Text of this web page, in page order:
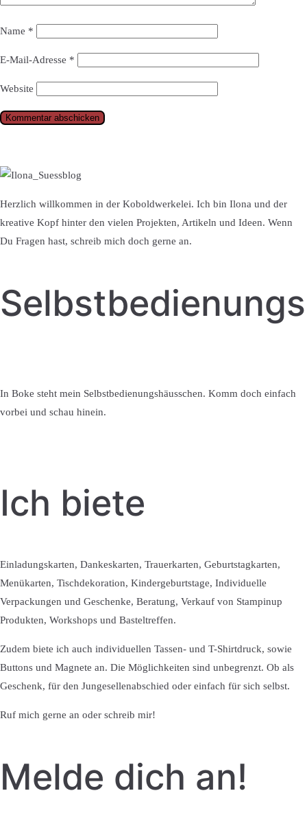
Name *
E-Mail-Adresse *
Website
Herzlich willkommen in der Koboldwerkelei. Ich bin Ilona und der
kreative Kopf hinter den vielen Projekten, Artikeln und Ideen. Wenn
Du Fragen hast, schreib mich doch gerne an.
In Boke steht mein Selbstbedienungshäusschen. Komm doch einfach
vorbei und schau hinein.
Ich biete
Einladungskarten, Dankeskarten, Trauerkarten, Geburtstagkarten,
Menükarten, Tischdekoration, Kindergeburtstage, Individuelle
Verpackungen und Geschenke, Beratung, Verkauf von Stampinup
Produkten, Workshops und Basteltreffen.
Zudem biete ich auch individuellen Tassen- und T-Shirtdruck, sowie
Buttons und Magnete an. Die Möglichkeiten sind unbegrenzt. Ob als
Geschenk, für den Jungesellenabschied oder einfach für sich selbst.
Ruf mich gerne an oder schreib mir!
Melde dich an!